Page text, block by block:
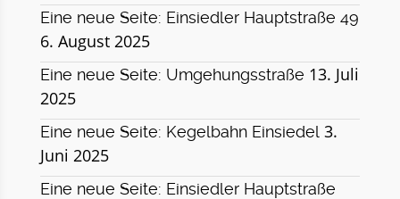
Eine neue Seite: Einsiedler Hauptstraße 49
6. August 2025
Eine neue Seite: Umgehungsstraße 13. Juli
2025
Eine neue Seite: Kegelbahn Einsiedel 3.
Juni 2025
Eine neue Seite: Einsiedler Hauptstraße